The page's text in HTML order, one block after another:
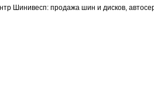
Шинивесп: продажа шин и дисков,